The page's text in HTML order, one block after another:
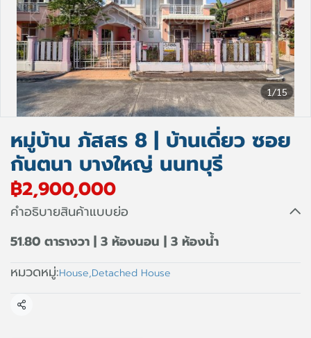
1/15
หมู่บ้าน ภัสสร 8 | บ้านเดี่ยว ซอย
กันตนา บางใหญ่ นนทบุรี
฿2,900,000
คำอธิบายสินค้าแบบย่อ
51.80 ตารางวา | 3 ห้องนอน | 3 ห้องน้ำ
หมวดหมู่:House,Detached House
แชร์